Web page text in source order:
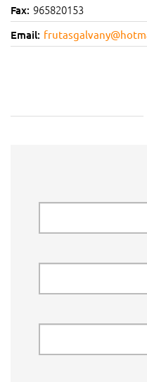
Fax: 965820153
Email: